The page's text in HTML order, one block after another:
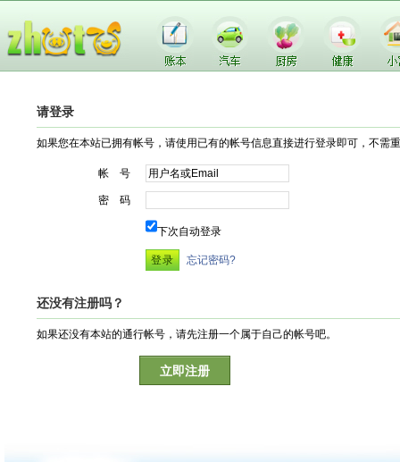
请登录
如果您在本站已拥有帐号，请使用已有的帐号信息直接进行登录即可，不需
帐 号
密 码
下次自动登录
忘记密码?
还没有注册吗？
如果还没有本站的通行帐号，请先注册一个属于自己的帐号吧。
立即注册